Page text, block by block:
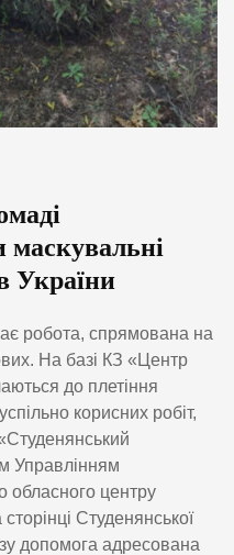
маскувальні
України
робота, спрямована на
На базі КЗ «Центр
до плетіння
корисних робіт,
Управлінням
обласного центру
Студенянської
допомога адресована